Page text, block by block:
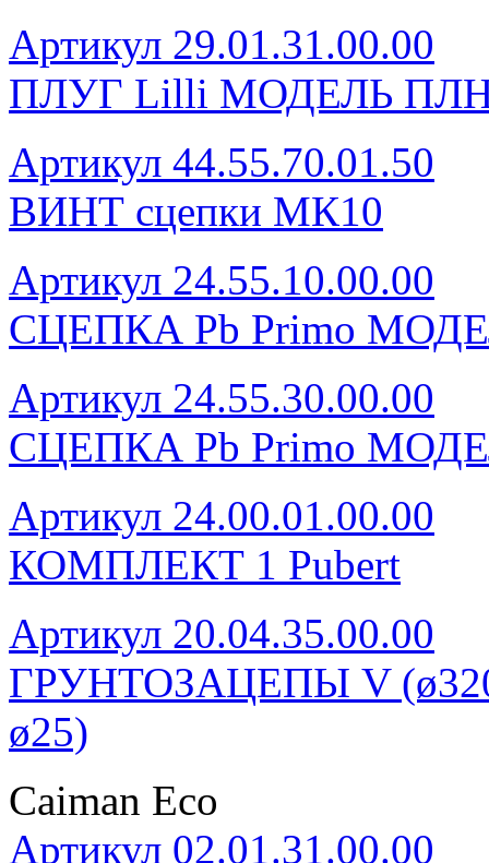
Артикул 29.01.31.00.00
ПЛУГ Lilli МОДЕЛЬ
Артикул 44.55.70.01.50
ВИНТ сцепки МК10
Артикул 24.55.10.00.00
СЦЕПКА Pb Primo
Артикул 24.55.30.00.00
СЦЕПКА Pb Primo
Артикул 24.00.01.00.00
КОМПЛЕКТ 1 Pubert
Артикул 20.04.35.00.00
ГРУНТОЗАЦЕПЫ V (ø320,
ø25)
Caiman Eco
Артикул 02.01.31.00.00